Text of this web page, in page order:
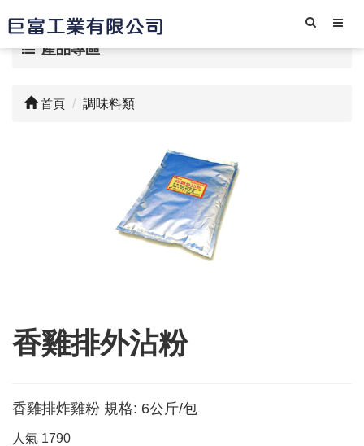
產品專區
首頁 調味料類
香雞排外沾粉
香雞排炸雞粉 規格: 6公斤/包
人氣 1790